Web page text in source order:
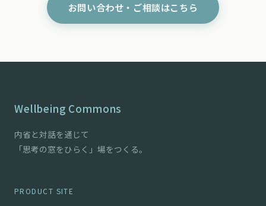
お問い合わせ・ご相談はこちら
Wellbeing Commons
内省と対話を通じて
「思考の窓をひらく」場をつくる。
PRODUCT SITE